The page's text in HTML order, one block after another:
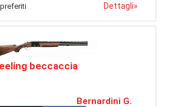
Dettagli»
beccaccia
Bernardini G.